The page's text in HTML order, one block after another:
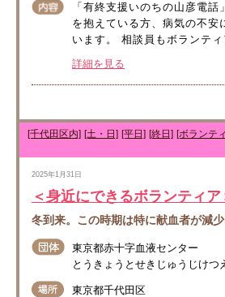
「有終支援いのちの山彦電
を抱えている方、病気の不
います。 相談員もボランテ
詳細を見る
[千代田区内] [土・日] [平日] [終日] [ボランテ
2025年1月31日
＜身近にできるボランティ
冬到来。この時期は特に献血者が減少
東京都赤十字血液センター
とうきょうとせきじゅうじけつ
東京都千代田区